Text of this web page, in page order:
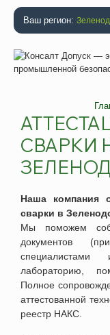
Ваш регион:
СВАРКИ
Наша компания
сварки в
Мы поможем
документов
специалистами
лабораторию,
Полное
аттестованной
реестр НАКС.